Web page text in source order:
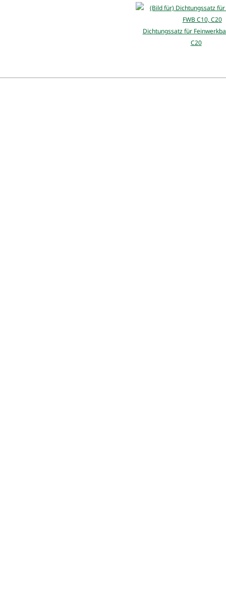
Dichtungssatz für
C20